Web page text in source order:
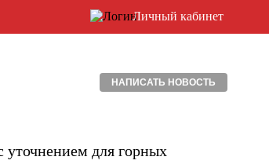
Личный кабинет
НАПИСАТЬ НОВОСТЬ
для горных